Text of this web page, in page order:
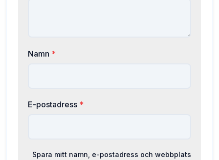
Namn *
E-postadress *
Spara mitt namn, e-postadress och webbplats